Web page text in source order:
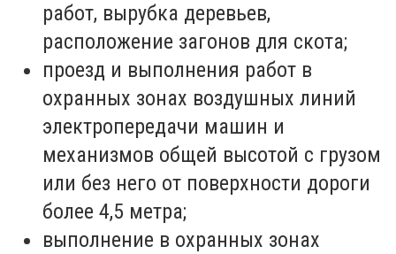
работ, вырубка деревьев,
расположение загонов для скота;
проезд и выполнения работ в
охранных зонах воздушных линий
электропередачи машин и
механизмов общей высотой с грузом
или без него от поверхности дороги
более 4,5 метра;
выполнение в охранных зонах